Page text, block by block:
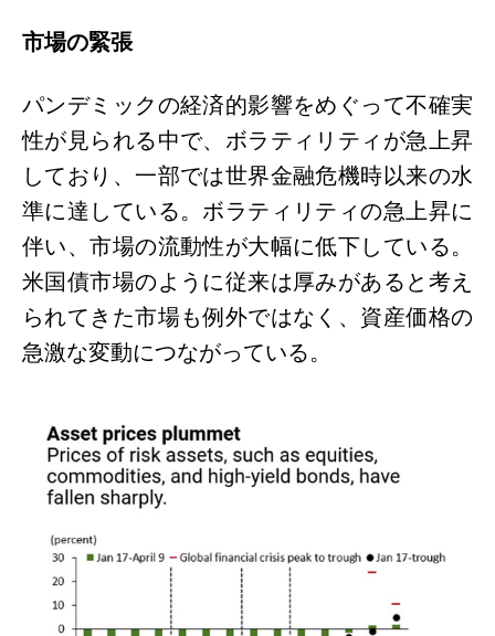
市場の緊張
パンデミックの経済的影響をめぐって不確実
性が見られる中で、ボラティリティが急上昇
しており、一部では世界金融危機時以来の水
準に達している。ボラティリティの急上昇に
伴い、市場の流動性が大幅に低下している。
米国債市場のように従来は厚みがあると考え
られてきた市場も例外ではなく、資産価格の
急激な変動につながっている。